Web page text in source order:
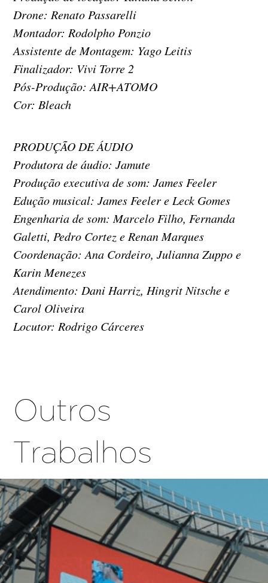
Drone: Renato Passarelli
Montador: Rodolpho Ponzio
Assistente de Montagem: Yago Leitis
Finalizador: Vivi Torre 2
Pós-Produção: AIR+ATOMO
Cor: Bleach
PRODUÇÃO DE ÁUDIO
Produtora de áudio: Jamute
Produção executiva de som: James Feeler
Edução musical: James Feeler e Leck Gomes
Engenharia de som: Marcelo Filho, Fernanda
Galetti, Pedro Cortez e Renan Marques
Coordenação: Ana Cordeiro, Julianna Zuppo e
Karin Menezes
Atendimento: Dani Harriz, Hingrit Nitsche e
Carol Oliveira
Locutor: Rodrigo Cárceres
Outros
Trabalhos